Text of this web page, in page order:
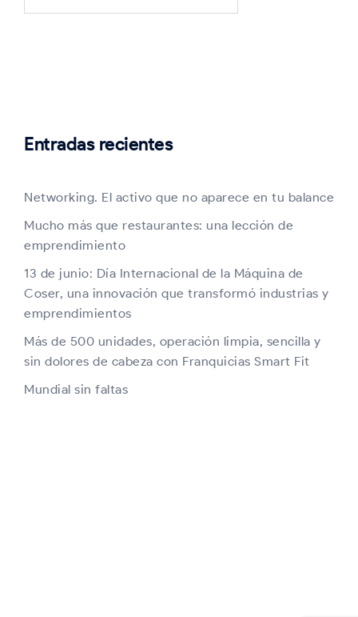
Entradas recientes
Networking. El activo que no aparece en tu balance
Mucho más que restaurantes: una lección de
emprendimiento
13 de junio: Día Internacional de la Máquina de
Coser, una innovación que transformó industrias y
emprendimientos
Más de 500 unidades, operación limpia, sencilla y
sin dolores de cabeza con Franquicias Smart Fit
Mundial sin faltas